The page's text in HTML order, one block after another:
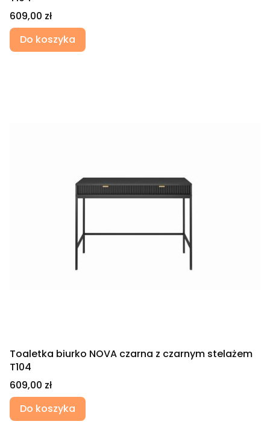
Cena
609,00 zł
Do koszyka
Toaletka biurko NOVA czarna z czarnym stelażem
T104
Cena
609,00 zł
Do koszyka